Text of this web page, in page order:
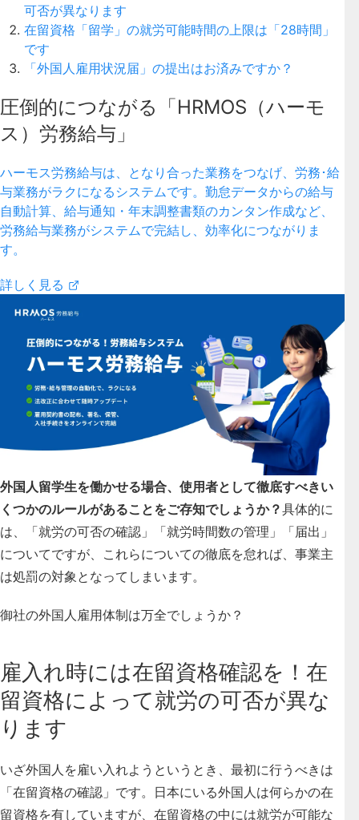
可否が異なります
在留資格「留学」の就労可能時間の上限は「28時間」
です
「外国人雇用状況届」の提出はお済みですか？
圧倒的につながる「HRMOS（ハーモ
ス）労務給与」
ハーモス労務給与は、となり合った業務をつなげ、労務･給
与業務がラクになるシステムです。勤怠データからの給与
自動計算、給与通知・年末調整書類のカンタン作成など、
労務給与業務がシステムで完結し、効率化につながりま
す。
詳しく見る
外国人留学生を働かせる場合、使用者として徹底すべきい
くつかのルールがあることをご存知でしょうか？具体的に
は、「就労の可否の確認」「就労時間数の管理」「届出」
についてですが、これらについての徹底を怠れば、事業主
は処罰の対象となってしまいます。
御社の外国人雇用体制は万全でしょうか？
雇入れ時には在留資格確認を！在
留資格によって就労の可否が異な
ります
いざ外国人を雇い入れようというとき、最初に行うべきは
「在留資格の確認」です。日本にいる外国人は何らかの在
留資格を有していますが、在留資格の中には就労が可能な